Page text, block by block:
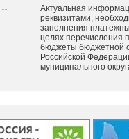
Актуальная
реквизитами,
заполнения
целях перечисления
бюджеты бюджетной
Российской
муниципального